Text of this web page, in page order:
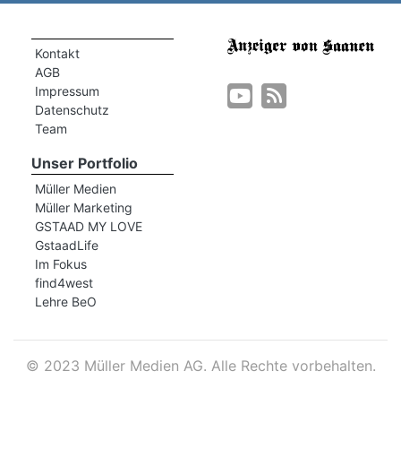
Kontakt
AGB
Impressum
Datenschutz
Team
Unser Portfolio
Müller Medien
Müller Marketing
GSTAAD MY LOVE
GstaadLife
Im Fokus
find4west
Lehre BeO
© 2023 Müller Medien AG. Alle Rechte vorbehalten.